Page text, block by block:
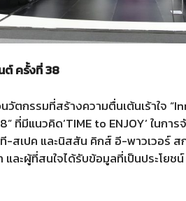
ต์ครั้งที่38
วัตกรรมที่สร้างความตื่นเต้นเร้าใจ
ที่มีแนวคิด’TIME to ENJOY’ ในก
สเปค และนิสสัน คิกส์ อี-พาวเวอร์
ละผู้ที่สนใจได้รับข้อมูลที่เป็นประโยชน์